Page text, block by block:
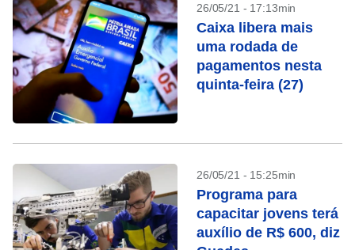
26/05/21 - 17:13min
Caixa libera mais
uma rodada de
pagamentos nesta
quinta-feira (27)
26/05/21 - 15:25min
Programa para
capacitar jovens terá
auxílio de R$ 600, diz